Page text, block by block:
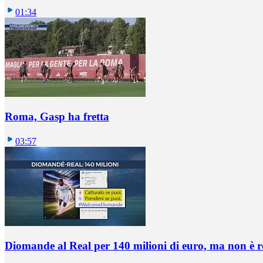
01:34
Roma, Gasp ha fretta
03:57
Diomande al Real per 140 milioni di euro, ma non è